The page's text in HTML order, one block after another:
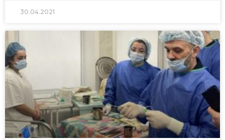
30.04.2021